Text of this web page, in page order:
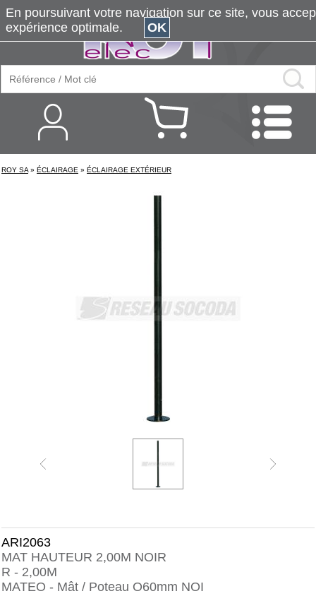
ROY SA » ÉCLAIRAGE » ÉCLAIRAGE EXTÉRIEUR
ARI2063
MAT HAUTEUR 2,00M NOIR
R - 2,00M
MATEO - Mât / Poteau O60mm NOI
En poursuivant votre navigation sur ce site, vous
expérience optimale.
OK